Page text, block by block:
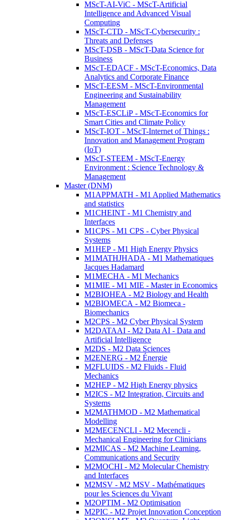
MScT-AI-ViC - MScT-Artificial
Intelligence and Advanced Visual
Computing
MScT-CTD - MScT-Cybersecurity :
Threats and Defenses
MScT-DSB - MScT-Data Science for
Business
MScT-EDACF - MScT-Economics, Data
Analytics and Corporate Finance
MScT-EESM - MScT-Environmental
Engineering and Sustainability
Management
MScT-ESCLiP - MScT-Economics for
Smart Cities and Climate Policy
MScT-IOT - MScT-Internet of Things :
Innovation and Management Program
(IoT)
MScT-STEEM - MScT-Energy
Environment : Science Technology &
Management
Master (DNM)
M1APPMATH - M1 Applied Mathematics
and statistics
M1CHEINT - M1 Chemistry and
Interfaces
M1CPS - M1 CPS - Cyber Physical
Systems
M1HEP - M1 High Energy Physics
M1MATHJHADA - M1 Mathematiques
Jacques Hadamard
M1MECHA - M1 Mechanics
M1MIE - M1 MIE - Master in Economics
M2BIOHEA - M2 Biology and Health
M2BIOMECA - M2 Biomeca -
Biomechanics
M2CPS - M2 Cyber Physical System
M2DATAAI - M2 Data AI - Data and
Artificial Intelligence
M2DS - M2 Data Sciences
M2ENERG - M2 Énergie
M2FLUIDS - M2 Fluids - Fluid
Mechanics
M2HEP - M2 High Energy physics
M2ICS - M2 Integration, Circuits and
Systems
M2MATHMOD - M2 Mathematical
Modelling
M2MECENCLI - M2 Mecencli -
Mechanical Engineering for Clinicians
M2MICAS - M2 Machine Learning,
Communications and Security
M2MOCHI - M2 Molecular Chemistry
and Interfaces
M2MSV - M2 MSV - Mathématiques
pour les Sciences du Vivant
M2OPTIM - M2 Optimisation
M2PIC - M2 Projet Innovation Conception